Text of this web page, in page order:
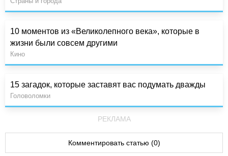
10 моментов из «Великолепного века», которые в
жизни были совсем другими
Кино
15 загадок, которые заставят вас подумать дважды
Головоломки
РЕКЛАМА
Комментировать статью (0)